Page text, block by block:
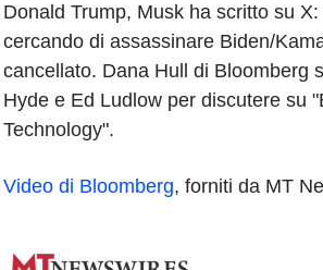
Donald Trump, Musk ha scritto su
cercando di assassinare Biden/
cancellato. Dana Hull di Bloomberg
Hyde e Ed Ludlow per discutere su
Technology".
Video di Bloomberg, forniti da MT